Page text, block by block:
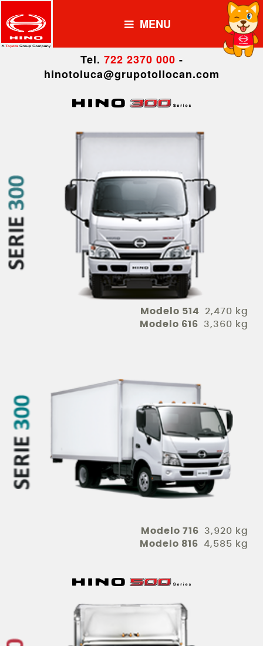
MENU
Tel. 722 2370 000 -
hinotoluca@grupotollocan.com
Modelo 514
2,470 kg
Modelo 616
3,360 kg
Modelo 716
3,920 kg
Modelo 816
4,585 kg